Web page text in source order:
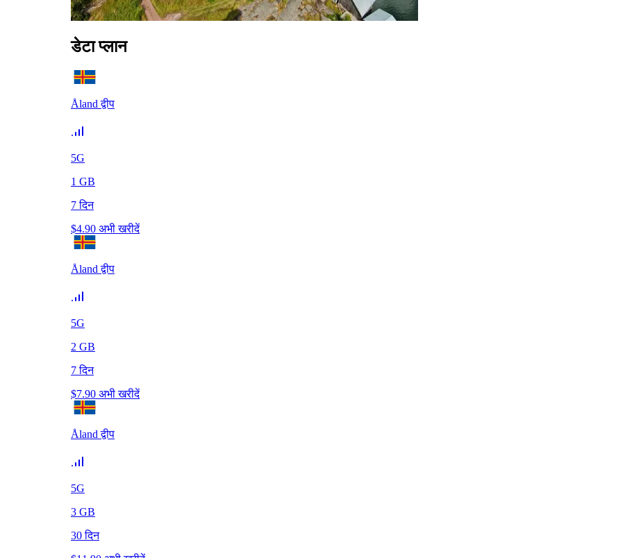
डेटा प्लान
Åland द्वीप
5G
1 GB
7 दिन
$4.90 अभी खरीदें
Åland द्वीप
5G
2 GB
7 दिन
$7.90 अभी खरीदें
Åland द्वीप
5G
3 GB
30 दिन